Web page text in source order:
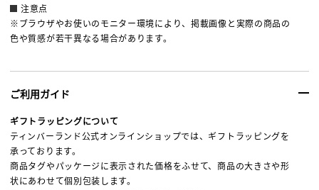
注意点
※ブラウザやお使いのモニター環境により、掲載画像と実際の商品の
色や質感が若干異なる場合があります。
ご利用ガイド
ギフトラッピングについて
ティンバーランド公式オンラインショップでは、ギフトラッピングを
承っております。
商品タグやパッケージに表示された価格をふせて、商品の大きさや形
状にあわせて個別包装します。